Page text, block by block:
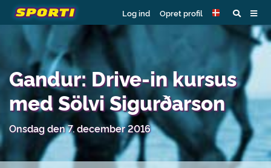
Log ind Opret profil
Gandur: Drive-in kursus
med Sölvi Sigurðarson
Onsdag den 7. december 2016